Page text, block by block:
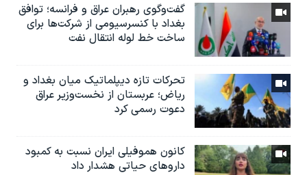
گفت‌وگوی رهبران عراق و فرانسه؛ توافق
بغداد با کنسرسیومی از شرکت‌ها برای
ساخت خط لوله انتقال نفت
تحرکات تازه دیپلماتیک میان بغداد و
ریاض؛ عربستان از نخست‌وزیر عراق
دعوت رسمی کرد
کانون هموفیلی ایران نسبت به کمبود
داروهای حیاتی هشدار داد